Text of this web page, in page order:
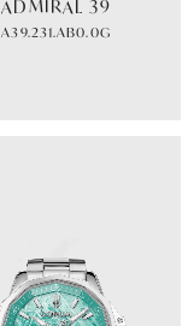
ADMIRAL 39
A39.231.AB0.0G